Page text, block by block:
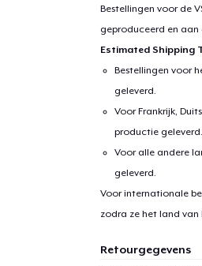
Bestellingen voor de
geproduceerd en aan
Estimated Shipping
Bestellingen voor
geleverd.
Voor Frankrijk,
productie geleverd.
Voor alle andere
geleverd.
Voor internationale
zodra ze het land van
Retourgegevens